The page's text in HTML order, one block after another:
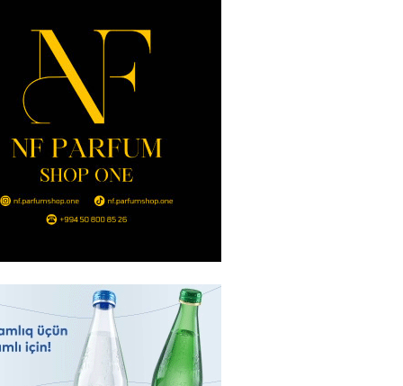
- 14:15
karta istədiyiniz qədər
edə bilərsiniz – VİDEO
- 14:00
avtomobildə Paşinyana nə
Abel Məhərrəmovun oğlu
SƏRƏNCAM
97